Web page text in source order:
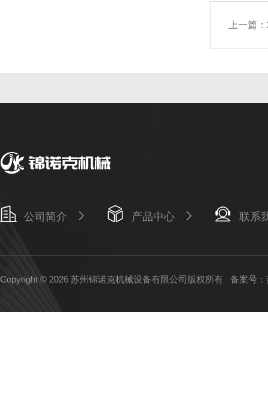
上一篇：
公司简介 产品中心 联系
Copyright © 2026 苏州锦诺克机械设备有限公司版权所有 备案号：